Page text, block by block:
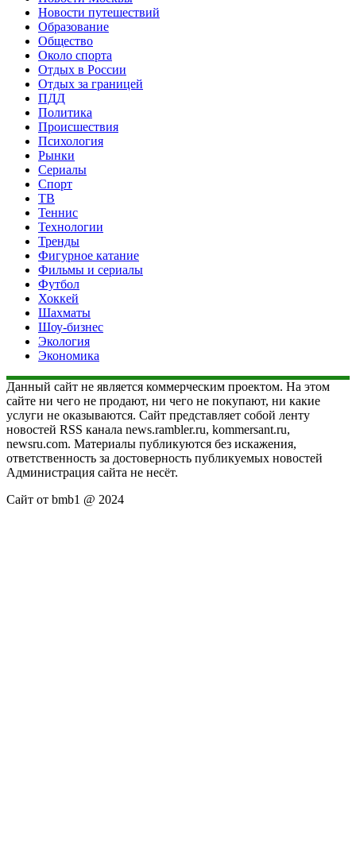
Новости путешествий
Образование
Общество
Около спорта
Отдых в России
Отдых за границей
ПДД
Политика
Происшествия
Психология
Рынки
Сериалы
Спорт
ТВ
Теннис
Технологии
Тренды
Фигурное катание
Фильмы и сериалы
Футбол
Хоккей
Шахматы
Шоу-бизнес
Экология
Экономика
Данный сайт не является коммерческим проектом. На этом
сайте ни чего не продают, ни чего не покупают, ни какие
услуги не оказываются. Сайт представляет собой ленту
новостей RSS канала news.rambler.ru, kommersant.ru,
newsru.com. Материалы публикуются без искажения,
ответственность за достоверность публикуемых новостей
Администрация сайта не несёт.
Сайт от bmb1 @ 2024